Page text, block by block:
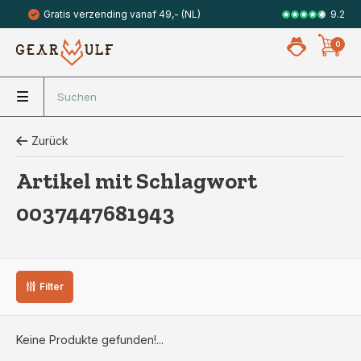
Gratis verzending vanaf 49,- (NL) Veilig met
9.2
0
Zurück
Artikel mit Schlagwort
0037447681943
Filter
Keine Produkte gefunden!...